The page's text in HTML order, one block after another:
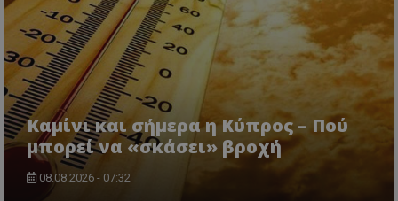
Καμίνι και σήμερα η Κύπρος – Πού
μπορεί να «σκάσει» βροχή
08.08.2026 - 07:32